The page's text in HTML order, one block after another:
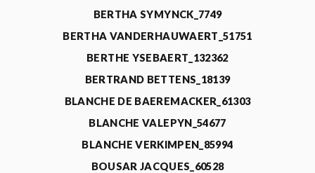
BERTHA SYMYNCK_7749
BERTHA VANDERHAUWAERT_51751
BERTHE YSEBAERT_132362
BERTRAND BETTENS_18139
BLANCHE DE BAEREMACKER_61303
BLANCHE VALEPYN_54677
BLANCHE VERKIMPEN_85994
BOUSAR JACQUES_60528